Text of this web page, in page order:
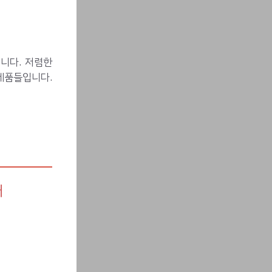
다. 저렴한
들입니다.